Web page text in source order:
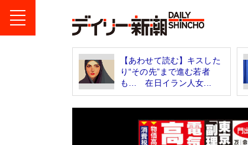
【あわせて読む】キスした
り“その先”まで進む若者
も… 在日イラン人女...